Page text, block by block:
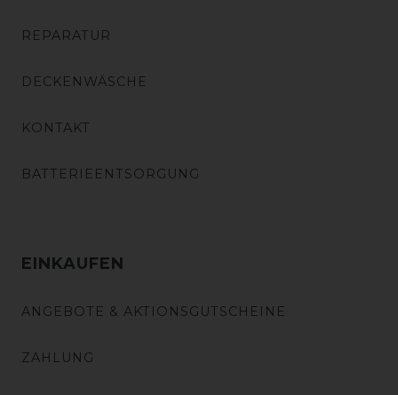
REPARATUR
DECKENWÄSCHE
KONTAKT
BATTERIEENTSORGUNG
EINKAUFEN
ANGEBOTE & AKTIONSGUTSCHEINE
ZAHLUNG